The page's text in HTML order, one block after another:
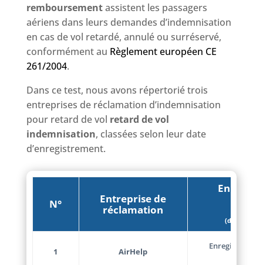
remboursementassistent les passagers
aériens dans leurs demandes d’indemnisation
en cas de vol retardé, annulé ou surréservé,
conformément au Règlement européen CE
261/2004.
Dans ce test, nous avons répertorié trois
entreprises de réclamation d’indemnisation
pour retard de vol retard de vol
indemnisation, classées selon leur date
d’enregistrement.
N°
Entreprise de
réclamation
(données
1 AirHelp
Enregistrée le